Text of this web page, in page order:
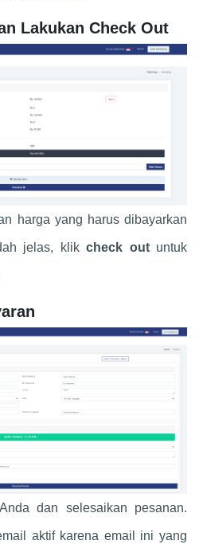
Lakukan Check Out
harga yang harus dibayarkan
jelas, klik check out untuk
dan selesaikan pesanan.
aktif karena email ini yang